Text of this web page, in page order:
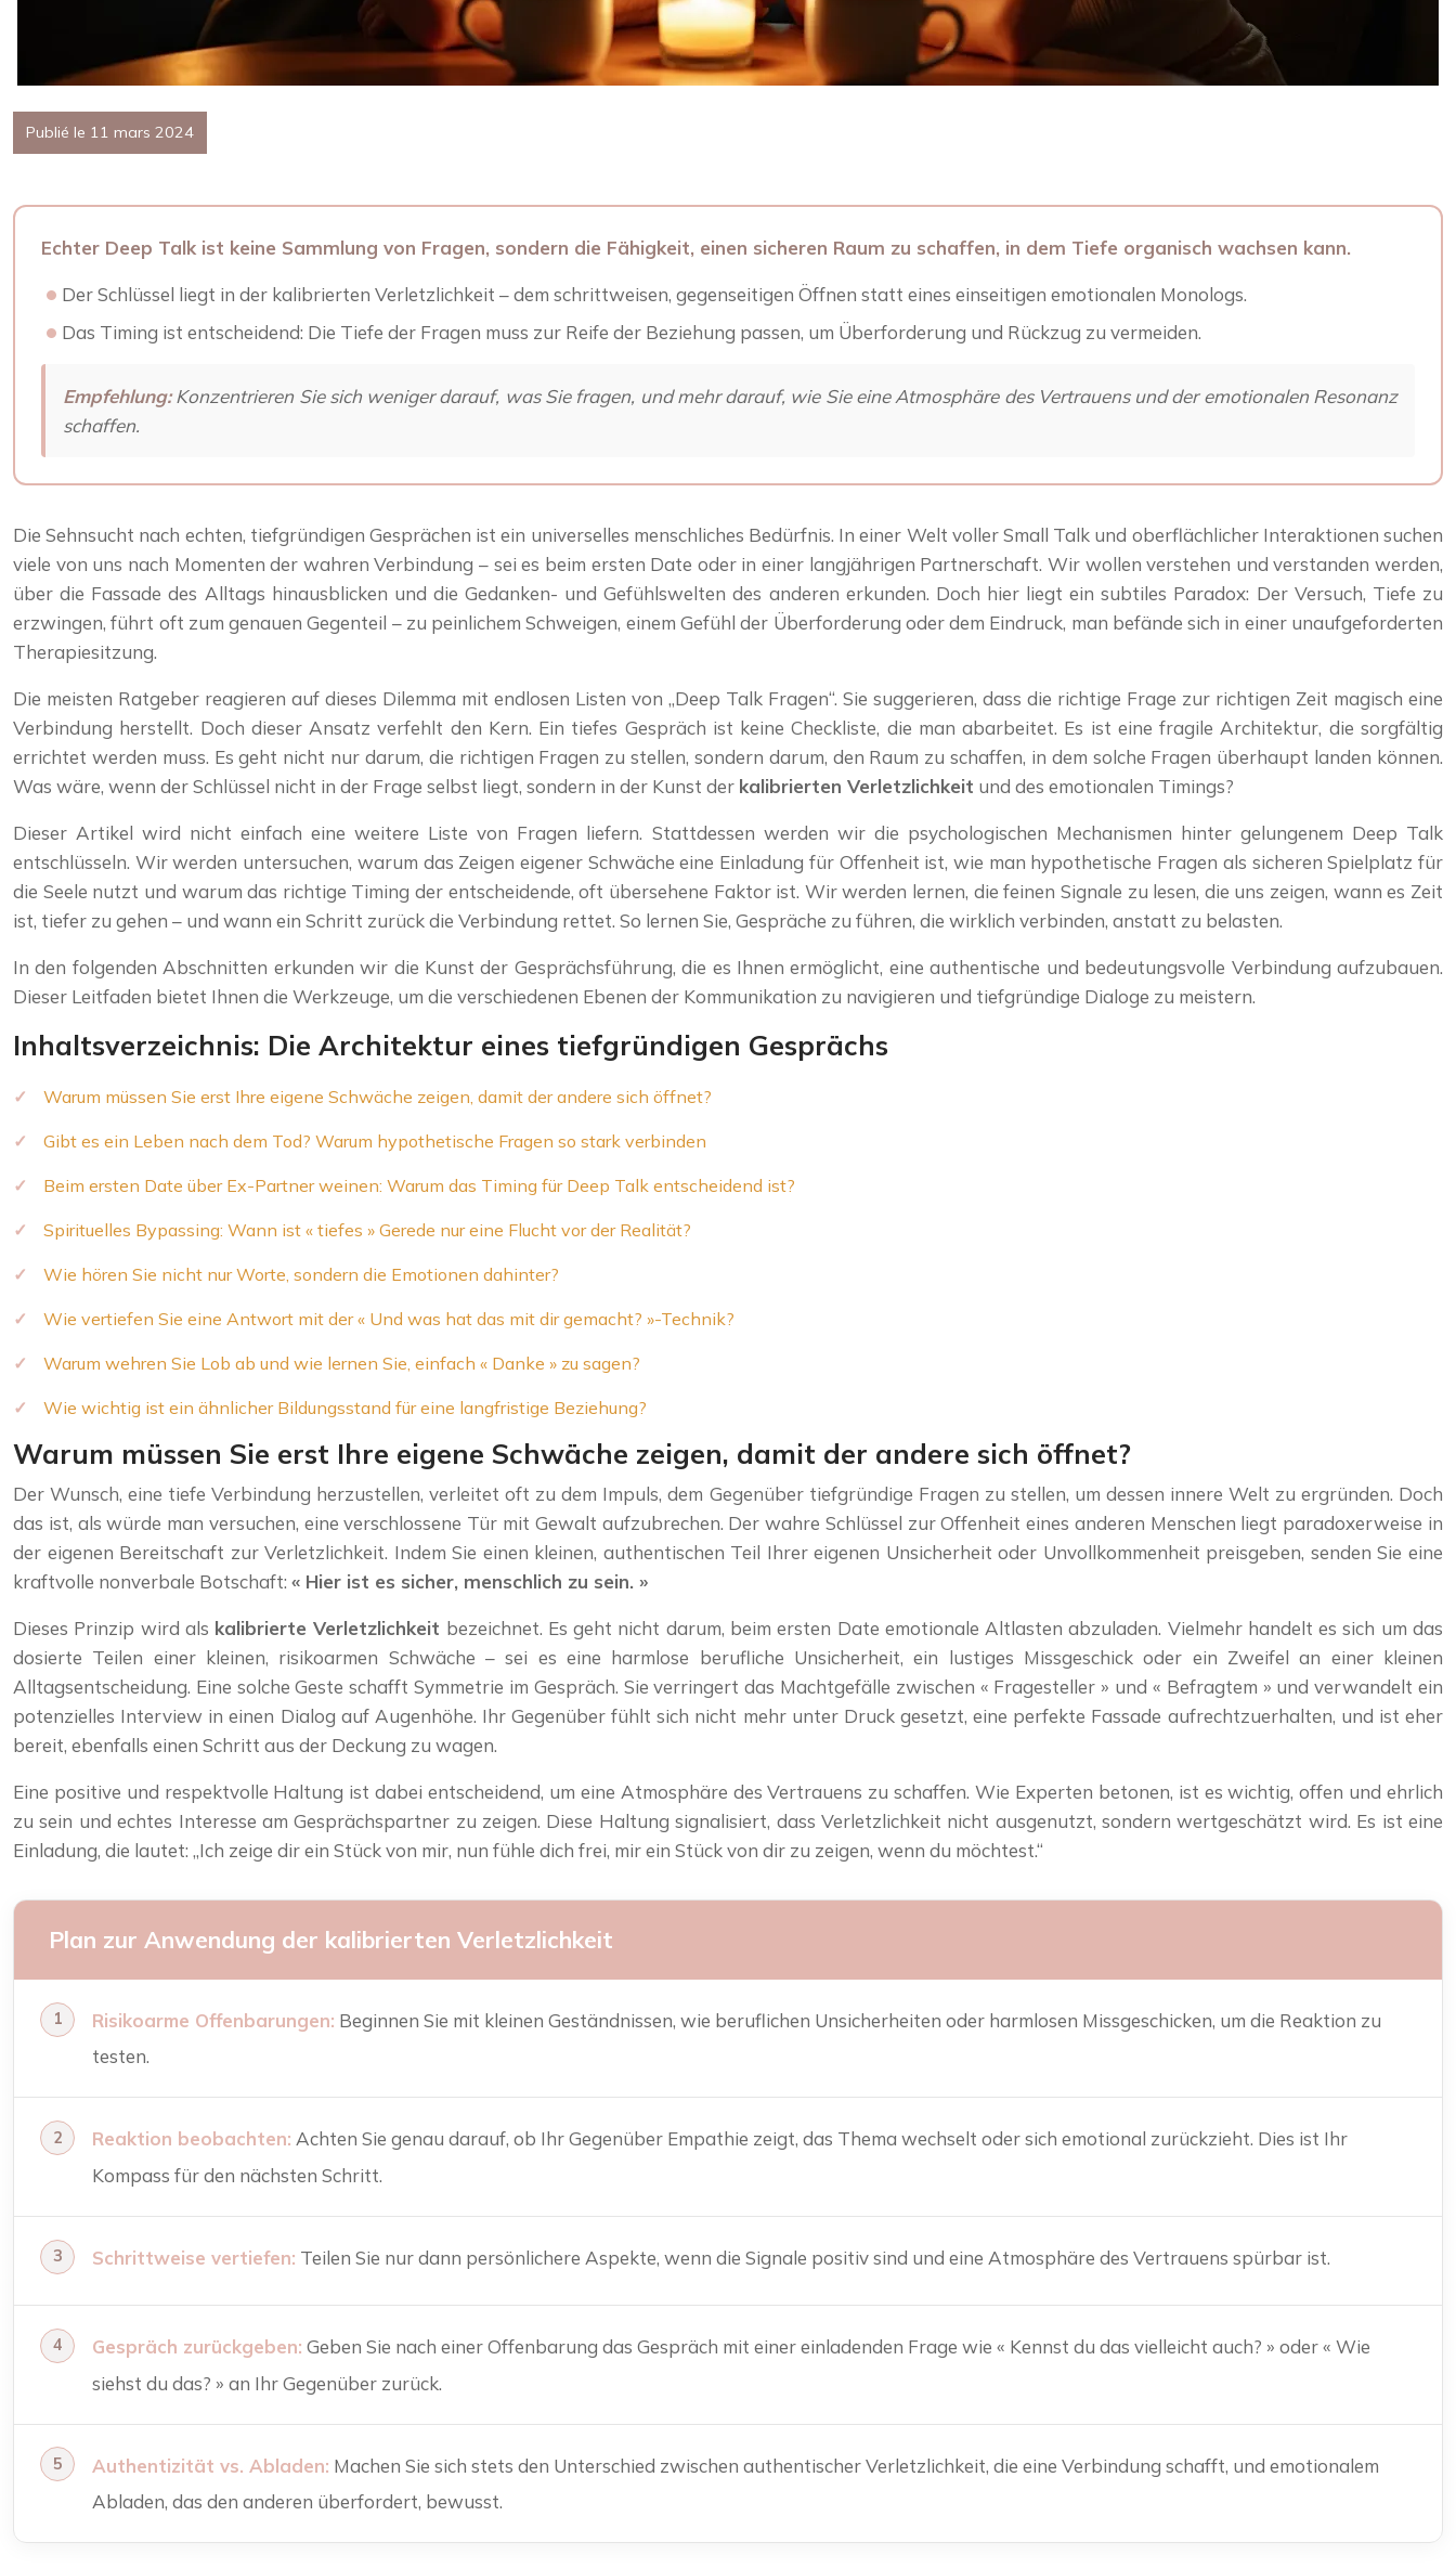
Publié le 11 mars 2024
Echter Deep Talk ist keine Sammlung von Fragen, sondern die Fähigkeit, einen sicheren Raum zu schaffen, in dem Tiefe organisch wachsen kann.
Der Schlüssel liegt in der kalibrierten Verletzlichkeit – dem schrittweisen, gegenseitigen Öffnen statt eines einseitigen emotionalen Monologs.
Das Timing ist entscheidend: Die Tiefe der Fragen muss zur Reife der Beziehung passen, um Überforderung und Rückzug zu vermeiden.
Empfehlung:Konzentrieren Sie sich weniger darauf, was Sie fragen, und mehr darauf, wie Sie eine Atmosphäre des Vertrauens und der emotionalen Resonanz
schaffen.
Die Sehnsucht nach echten, tiefgründigen Gesprächen ist ein universelles menschliches Bedürfnis. In einer Welt voller Small Talk und oberflächlicher Interaktionen suchen
viele von uns nach Momenten der wahren Verbindung – sei es beim ersten Date oder in einer langjährigen Partnerschaft. Wir wollen verstehen und verstanden werden,
über die Fassade des Alltags hinausblicken und die Gedanken- und Gefühlswelten des anderen erkunden. Doch hier liegt ein subtiles Paradox: Der Versuch, Tiefe zu
erzwingen, führt oft zum genauen Gegenteil – zu peinlichem Schweigen, einem Gefühl der Überforderung oder dem Eindruck, man befände sich in einer unaufgeforderten
Therapiesitzung.
Die meisten Ratgeber reagieren auf dieses Dilemma mit endlosen Listen von „Deep Talk Fragen“. Sie suggerieren, dass die richtige Frage zur richtigen Zeit magisch eine
Verbindung herstellt. Doch dieser Ansatz verfehlt den Kern. Ein tiefes Gespräch ist keine Checkliste, die man abarbeitet. Es ist eine fragile Architektur, die sorgfältig
errichtet werden muss. Es geht nicht nur darum, die richtigen Fragen zu stellen, sondern darum, den Raum zu schaffen, in dem solche Fragen überhaupt landen können.
Was wäre, wenn der Schlüssel nicht in der Frage selbst liegt, sondern in der Kunst der kalibrierten Verletzlichkeit und des emotionalen Timings?
Dieser Artikel wird nicht einfach eine weitere Liste von Fragen liefern. Stattdessen werden wir die psychologischen Mechanismen hinter gelungenem Deep Talk
entschlüsseln. Wir werden untersuchen, warum das Zeigen eigener Schwäche eine Einladung für Offenheit ist, wie man hypothetische Fragen als sicheren Spielplatz für
die Seele nutzt und warum das richtige Timing der entscheidende, oft übersehene Faktor ist. Wir werden lernen, die feinen Signale zu lesen, die uns zeigen, wann es Zeit
ist, tiefer zu gehen – und wann ein Schritt zurück die Verbindung rettet. So lernen Sie, Gespräche zu führen, die wirklich verbinden, anstatt zu belasten.
In den folgenden Abschnitten erkunden wir die Kunst der Gesprächsführung, die es Ihnen ermöglicht, eine authentische und bedeutungsvolle Verbindung aufzubauen.
Dieser Leitfaden bietet Ihnen die Werkzeuge, um die verschiedenen Ebenen der Kommunikation zu navigieren und tiefgründige Dialoge zu meistern.
Inhaltsverzeichnis: Die Architektur eines tiefgründigen Gesprächs
Warum müssen Sie erst Ihre eigene Schwäche zeigen, damit der andere sich öffnet?
Gibt es ein Leben nach dem Tod? Warum hypothetische Fragen so stark verbinden
Beim ersten Date über Ex-Partner weinen: Warum das Timing für Deep Talk entscheidend ist?
Spirituelles Bypassing: Wann ist « tiefes » Gerede nur eine Flucht vor der Realität?
Wie hören Sie nicht nur Worte, sondern die Emotionen dahinter?
Wie vertiefen Sie eine Antwort mit der « Und was hat das mit dir gemacht? »-Technik?
Warum wehren Sie Lob ab und wie lernen Sie, einfach « Danke » zu sagen?
Wie wichtig ist ein ähnlicher Bildungsstand für eine langfristige Beziehung?
Warum müssen Sie erst Ihre eigene Schwäche zeigen, damit der andere sich öffnet?
Der Wunsch, eine tiefe Verbindung herzustellen, verleitet oft zu dem Impuls, dem Gegenüber tiefgründige Fragen zu stellen, um dessen innere Welt zu ergründen. Doch
das ist, als würde man versuchen, eine verschlossene Tür mit Gewalt aufzubrechen. Der wahre Schlüssel zur Offenheit eines anderen Menschen liegt paradoxerweise in
der eigenen Bereitschaft zur Verletzlichkeit. Indem Sie einen kleinen, authentischen Teil Ihrer eigenen Unsicherheit oder Unvollkommenheit preisgeben, senden Sie eine
kraftvolle nonverbale Botschaft: « Hier ist es sicher, menschlich zu sein. »
Dieses Prinzip wird als kalibrierte Verletzlichkeit bezeichnet. Es geht nicht darum, beim ersten Date emotionale Altlasten abzuladen. Vielmehr handelt es sich um das
dosierte Teilen einer kleinen, risikoarmen Schwäche – sei es eine harmlose berufliche Unsicherheit, ein lustiges Missgeschick oder ein Zweifel an einer kleinen
Alltagsentscheidung. Eine solche Geste schafft Symmetrie im Gespräch. Sie verringert das Machtgefälle zwischen « Fragesteller » und « Befragtem » und verwandelt ein
potenzielles Interview in einen Dialog auf Augenhöhe. Ihr Gegenüber fühlt sich nicht mehr unter Druck gesetzt, eine perfekte Fassade aufrechtzuerhalten, und ist eher
bereit, ebenfalls einen Schritt aus der Deckung zu wagen.
Eine positive und respektvolle Haltung ist dabei entscheidend, um eine Atmosphäre des Vertrauens zu schaffen. Wie Experten betonen, ist es wichtig, offen und ehrlich
zu sein und echtes Interesse am Gesprächspartner zu zeigen. Diese Haltung signalisiert, dass Verletzlichkeit nicht ausgenutzt, sondern wertgeschätzt wird. Es ist eine
Einladung, die lautet: „Ich zeige dir ein Stück von mir, nun fühle dich frei, mir ein Stück von dir zu zeigen, wenn du möchtest.“
Plan zur Anwendung der kalibrierten Verletzlichkeit
Risikoarme Offenbarungen: Beginnen Sie mit kleinen Geständnissen, wie beruflichen Unsicherheiten oder harmlosen Missgeschicken, um die Reaktion zu
testen.
Reaktion beobachten: Achten Sie genau darauf, ob Ihr Gegenüber Empathie zeigt, das Thema wechselt oder sich emotional zurückzieht. Dies ist Ihr
Kompass für den nächsten Schritt.
Schrittweise vertiefen: Teilen Sie nur dann persönlichere Aspekte, wenn die Signale positiv sind und eine Atmosphäre des Vertrauens spürbar ist.
Gespräch zurückgeben: Geben Sie nach einer Offenbarung das Gespräch mit einer einladenden Frage wie « Kennst du das vielleicht auch? » oder « Wie
siehst du das? » an Ihr Gegenüber zurück.
Authentizität vs. Abladen: Machen Sie sich stets den Unterschied zwischen authentischer Verletzlichkeit, die eine Verbindung schafft, und emotionalem
Abladen, das den anderen überfordert, bewusst.